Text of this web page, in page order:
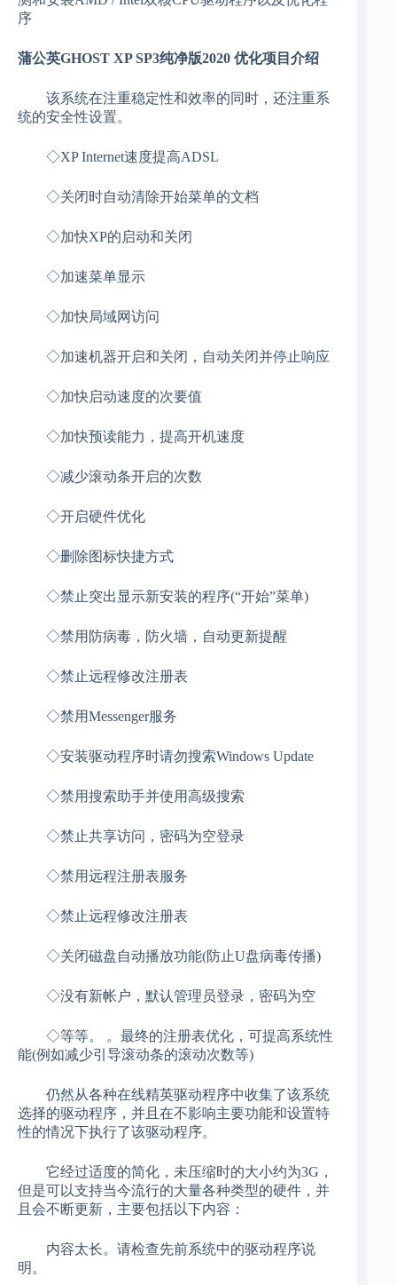
序
蒲公英GHOST XP SP3纯净版2020 优化项目介绍
该系统在注重稳定性和效率的同时，还注重系
统的安全性设置。
◇XP Internet速度提高ADSL
◇关闭时自动清除开始菜单的文档
◇加快XP的启动和关闭
◇加速菜单显示
◇加快局域网访问
◇加速机器开启和关闭，自动关闭并停止响应
◇加快启动速度的次要值
◇加快预读能力，提高开机速度
◇减少滚动条开启的次数
◇开启硬件优化
◇删除图标快捷方式
◇禁止突出显示新安装的程序(“开始”菜单)
◇禁用防病毒，防火墙，自动更新提醒
◇禁止远程修改注册表
◇禁用Messenger服务
◇安装驱动程序时请勿搜索Windows Update
◇禁用搜索助手并使用高级搜索
◇禁止共享访问，密码为空登录
◇禁用远程注册表服务
◇禁止远程修改注册表
◇关闭磁盘自动播放功能(防止U盘病毒传播)
◇没有新帐户，默认管理员登录，密码为空
◇等等。 。最终的注册表优化，可提高系统性
能(例如减少引导滚动条的滚动次数等)
仍然从各种在线精英驱动程序中收集了该系统
选择的驱动程序，并且在不影响主要功能和设置特
性的情况下执行了该驱动程序。
它经过适度的简化，未压缩时的大小约为3G，
但是可以支持当今流行的大量各种类型的硬件，并
且会不断更新，主要包括以下内容：
内容太长。请检查先前系统中的驱动程序说
明。